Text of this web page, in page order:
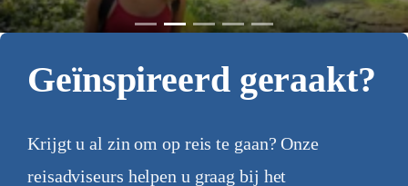
Geïnspireerd geraakt?
Krijgt u al zin om op reis te gaan? Onze
reisadviseurs helpen u graag bij het